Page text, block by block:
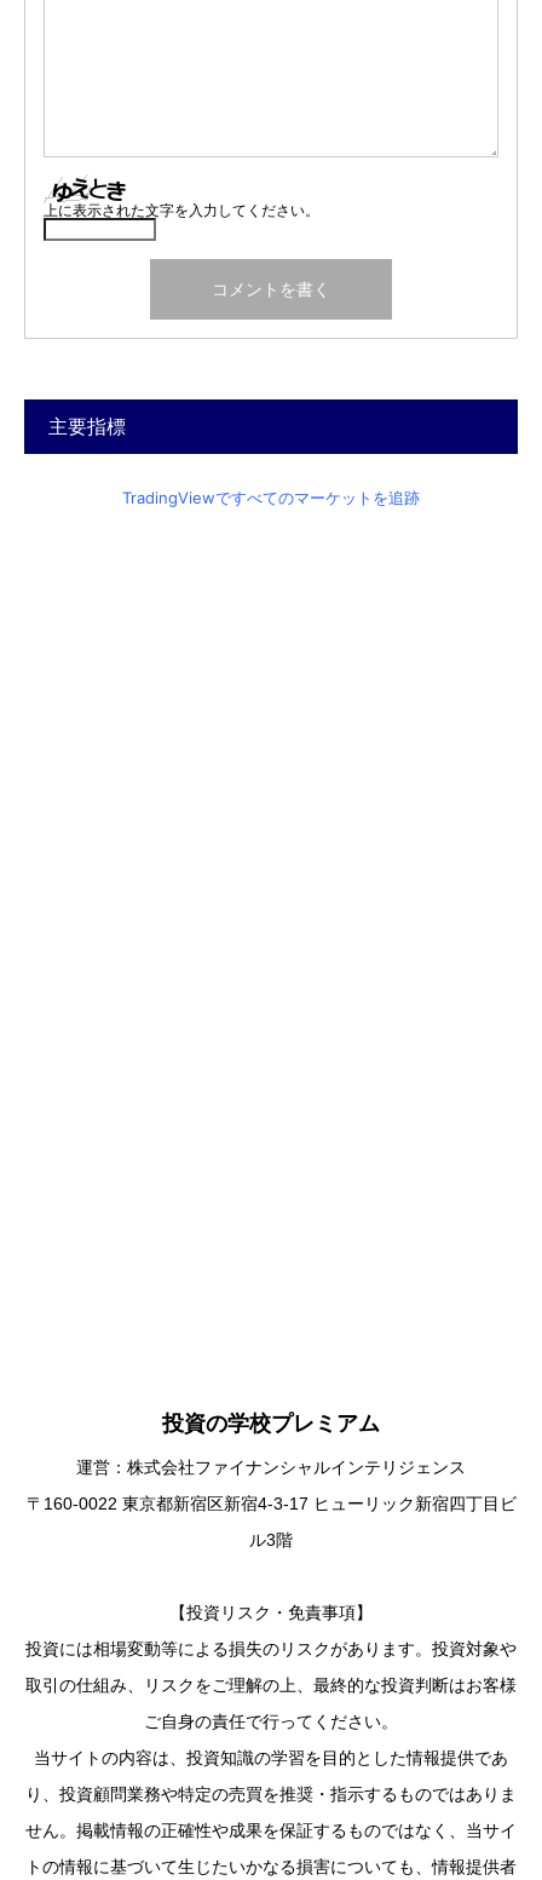
上に表示された文字を入力してください。
主要指標
TradingViewですべてのマーケットを追跡
投資の学校プレミアム
運営：株式会社ファイナンシャルインテリジェンス
〒160-0022 東京都新宿区新宿4-3-17 ヒューリック新宿四丁目ビ
ル3階
【投資リスク・免責事項】
投資には相場変動等による損失のリスクがあります。投資対象や
取引の仕組み、リスクをご理解の上、最終的な投資判断はお客様
ご自身の責任で行ってください。
当サイトの内容は、投資知識の学習を目的とした情報提供であ
り、投資顧問業務や特定の売買を推奨・指示するものではありま
せん。掲載情報の正確性や成果を保証するものではなく、当サイ
トの情報に基づいて生じたいかなる損害についても、情報提供者